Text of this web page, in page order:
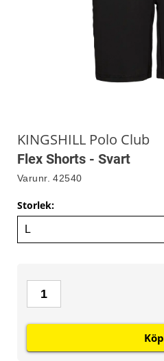
KINGSHILL Polo Club
Flex Shorts - Svart
Varunr. 42540
Storlek:
Köp